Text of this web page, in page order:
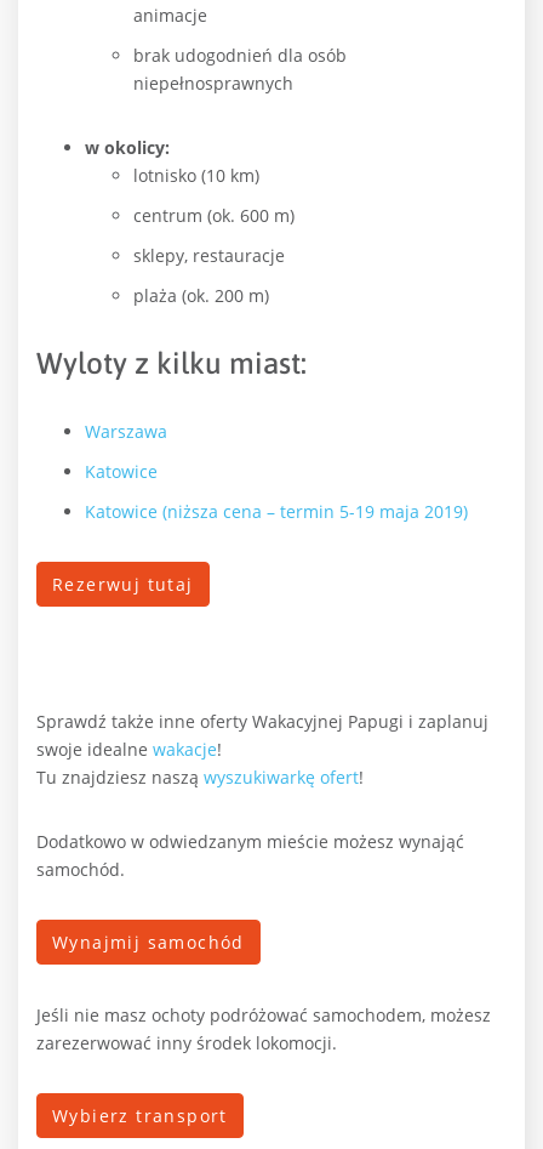
animacje
brak udogodnień dla osób
niepełnosprawnych
w okolicy:
lotnisko (10 km)
centrum (ok. 600 m)
sklepy, restauracje
plaża (ok. 200 m)
Wyloty z kilku miast:
Warszawa
Katowice
Katowice (niższa cena – termin 5-19 maja 2019)
Rezerwuj tutaj
Sprawdź także inne oferty Wakacyjnej Papugi i zaplanuj
swoje idealne wakacje!
Tu znajdziesz naszą wyszukiwarkę ofert!
Dodatkowo w odwiedzanym mieście możesz wynająć
samochód.
Wynajmij samochód
Jeśli nie masz ochoty podróżować samochodem, możesz
zarezerwować inny środek lokomocji.
Wybierz transport